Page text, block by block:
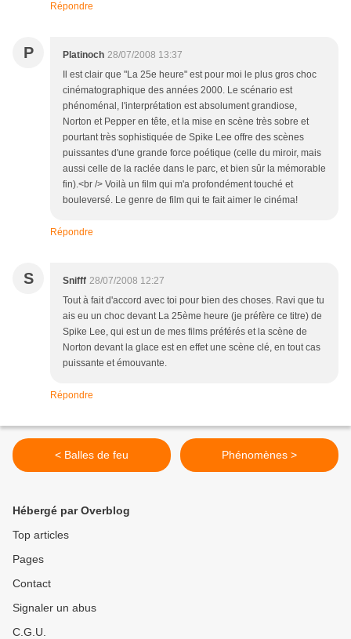
Répondre
P Platinoch 28/07/2008 13:37
Il est clair que "La 25e heure" est pour moi le plus gros choc
cinématographique des années 2000. Le scénario est
phénoménal, l'interprétation est absolument grandiose,
Norton et Pepper en tête, et la mise en scène très sobre et
pourtant très sophistiquée de Spike Lee offre des scènes
puissantes d'une grande force poétique (celle du miroir, mais
aussi celle de la raclée dans le parc, et bien sûr la mémorable
fin).<br /> Voilà un film qui m'a profondément touché et
bouleversé. Le genre de film qui te fait aimer le cinéma!
Répondre
S Snifff 28/07/2008 12:27
Tout à fait d'accord avec toi pour bien des choses. Ravi que tu
ais eu un choc devant La 25ème heure (je préfère ce titre) de
Spike Lee, qui est un de mes films préférés et la scène de
Norton devant la glace est en effet une scène clé, en tout cas
puissante et émouvante.
Répondre
< Balles de feu Phénomènes >
Hébergé par Overblog
Top articles
Pages
Contact
Signaler un abus
C.G.U.